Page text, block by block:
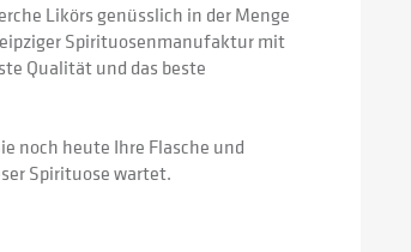
Likörs genüsslich in der Menge
Spirituosenmanufaktur mit
Qualität und das beste
noch heute Ihre Flasche und
Spirituose wartet.